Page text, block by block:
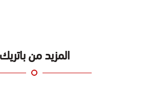
المزيد من باتريك